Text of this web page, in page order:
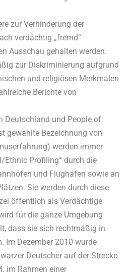
zur Verhinderung der
verdächtig „fremd“
Ausschau gehalten werden.
zur Diskriminierung aufgrund
und religiösen Merkmalen
Berichte von
Deutschland und People of
gewählte Bezeichnung von
werden immer
Ethnic Profiling“ durch die
und Flughäfen sowie an
Sie werden durch diese
öffentlich als Verdächtige
für die ganze Umgebung
dass sie sich rechtmäßig in
Im Dezember 2010 wurde
Deutscher auf der Strecke
im Rahmen einer